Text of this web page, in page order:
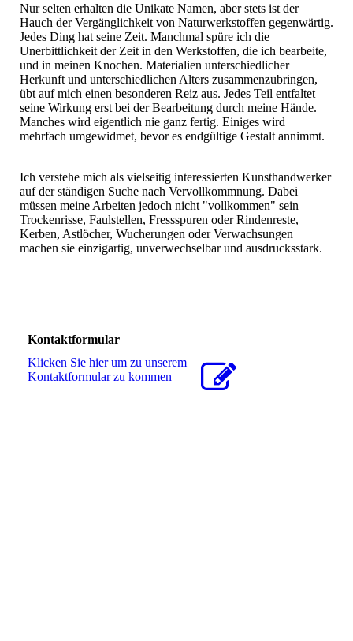
Nur selten erhalten die Unikate Namen, aber stets ist der
Hauch der Vergänglichkeit von Naturwerkstoffen gegenwärtig.
Jedes Ding hat seine Zeit. Manchmal spüre ich die
Unerbittlichkeit der Zeit in den Werkstoffen, die ich bearbeite,
und in meinen Knochen. Materialien unterschiedlicher
Herkunft und unterschiedlichen Alters zusammenzubringen,
übt auf mich einen besonderen Reiz aus. Jedes Teil entfaltet
seine Wirkung erst bei der Bearbeitung durch meine Hände.
Manches wird eigentlich nie ganz fertig. Einiges wird
mehrfach umgewidmet, bevor es endgültige Gestalt annimmt.
Ich verstehe mich als vielseitig interessierten Kunsthandwerker
auf der ständigen Suche nach Vervollkommnung. Dabei
müssen meine Arbeiten jedoch nicht "vollkommen" sein –
Trockenrisse, Faulstellen, Fressspuren oder Rindenreste,
Kerben, Astlöcher, Wucherungen oder Verwachsungen
machen sie einzigartig, unverwechselbar und ausdrucksstark.
Kontaktformular
Klicken Sie hier um zu unserem
Kon­takt­for­mu­lar zu kommen